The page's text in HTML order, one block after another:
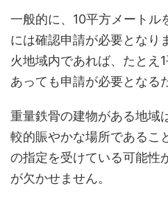
一般的に、10平方メートル
には確認申請が必要となり
火地域内であれば、たとえ
あっても申請が必要となる
重量鉄骨の建物がある地域
較的賑やかな場所であるこ
の指定を受けている可能性
が欠かせません。